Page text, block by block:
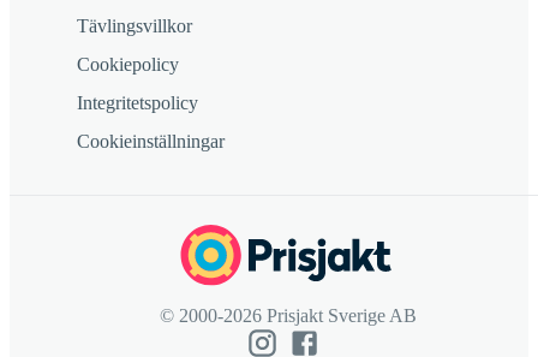
Tävlingsvillkor
Cookiepolicy
Integritetspolicy
Cookieinställningar
© 2000-2026 Prisjakt Sverige AB